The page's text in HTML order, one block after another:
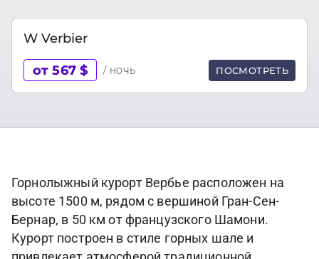
W Verbier
от 567 $ / ночь ПОСМОТРЕТЬ
Горнолыжный курорт Вербье расположен на
высоте 1500 м, рядом с вершиной Гран-Сен-
Бернар, в 50 км от французского Шамони.
Курорт построен в стиле горных шале и